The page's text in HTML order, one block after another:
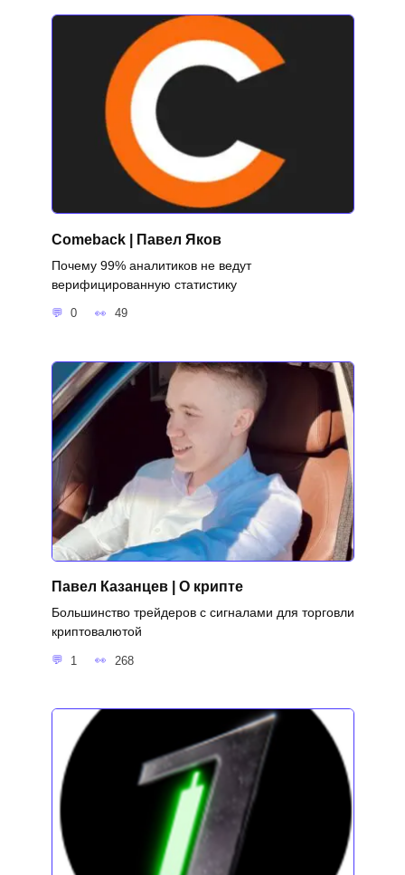
Comeback | Павел Яков
Почему 99% аналитиков не ведут
верифицированную статистику
0 49
Павел Казанцев | О крипте
Большинство трейдеров с сигналами для торговли
криптовалютой
1 268